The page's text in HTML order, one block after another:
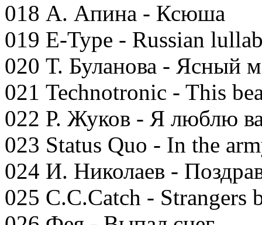
018 А. Апина - Ксюша
019 E-Type - Russian
020 Т. Буланова - Ясный
021 Technotronic - This
022 Р. Жуков - Я люблю
023 Status Quo - In the
024 И. Николаев -
025 C.C.Catch - Strangers